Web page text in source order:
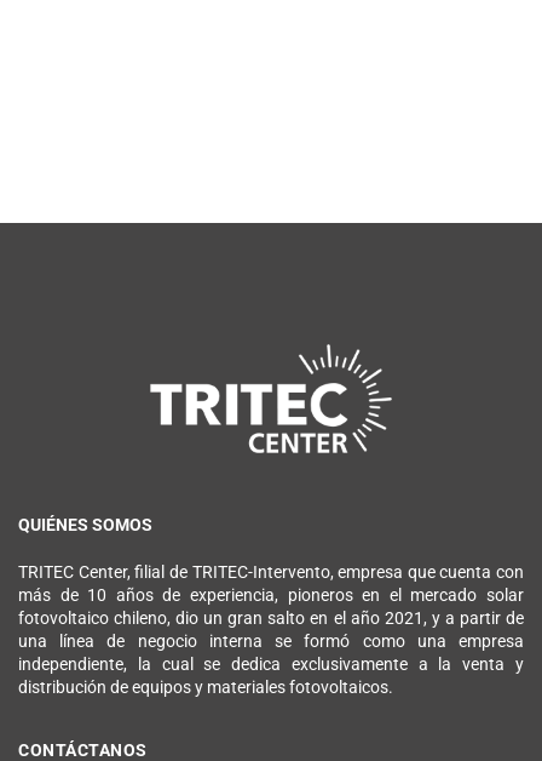
QUIÉNES SOMOS
TRITEC Center, filial de TRITEC-Intervento, empresa que cuenta con
más de 10 años de experiencia, pioneros en el mercado solar
fotovoltaico chileno, dio un gran salto en el año 2021, y a partir de
una línea de negocio interna se formó como una empresa
independiente, la cual se dedica exclusivamente a la venta y
distribución de equipos y materiales fotovoltaicos.
CONTÁCTANOS